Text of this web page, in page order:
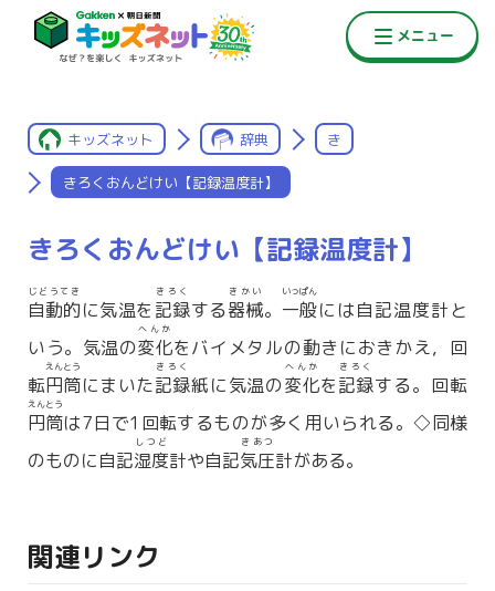
キッズネット 辞典 き
きろくおんどけい【記録温度計】
きろくおんどけい【記録温度計】
自動的
じどうてき
に気温を 記録
きろく
する器械
きかい
。 一般
いっぱん
には自記温度計と
いう。気温の変化
へんか
をバイメタルの動きにおきかえ，回
転円筒
えんとう
にまいた記録
きろく
紙に気温の変化
へんか
を記録
きろく
する。回転
円筒
えんとう
は7日で1回転するものが多く用いられる。◇同様
のものに自記湿度
しつど
計や自記気圧
きあつ
計がある。
関連リンク